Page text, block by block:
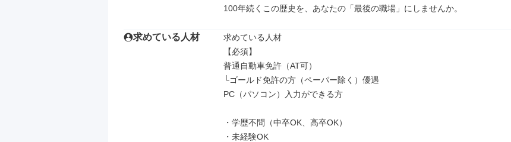
100年続くこの歴史を、あなたの「最後の職場」にしませんか。
求めている人材
求めている人材
【必須】
普通自動車免許（AT可）
└ゴールド免許の方（ペーパー除く）優遇
PC（パソコン）入力ができる方
・学歴不問（中卒OK、高卒OK）
・未経験OK